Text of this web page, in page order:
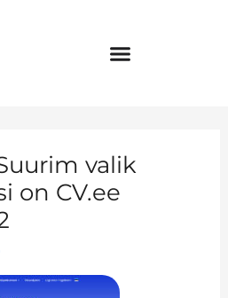
valik
on CV.ee